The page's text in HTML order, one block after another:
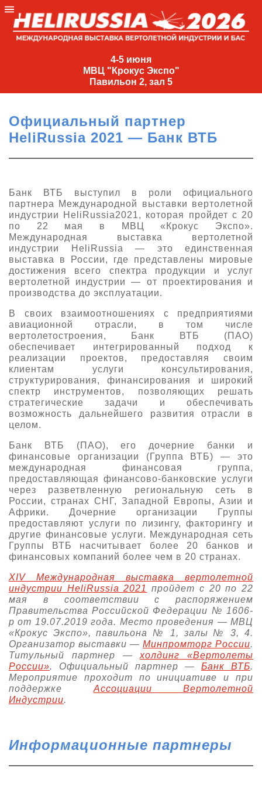
4-5 июня
МВЦ "Крокус Экспо"
Павильон 2, зал 5
4-
МВЦ
Экспо"
Павильон
2,
5
+7
(495)
477-
33-81
О выставке
Партнеры выставки
Крокус Экспо
Даты будущих выставок
Документы
Контакты
Для участников
Заявка на участие
Заочное участие
Прилет на выставку
Основные требования МВЦ «Крокус Экспо»
Для посетителей
Место проведения HeliRussia
Схема проезда
Правила доступа и пребывания Крокус Экспо
Для СМИ
Аккредитация прессы
Условия инфопартнёрства
Положение об аккредитации
Публикации о выставке
Пресс-релизы
Архив
Официальный партнер
HeliRussia 2021 — Банк ВТБ
Банк ВТБ выступил в роли официального
партнера Международной выставки вертолетной
индустрии HeliRussia2021, которая пройдет с 20
по 22 мая в МВЦ «Крокус Экспо».
Международная выставка вертолетной
индустрии HeliRussia — это единственная
выставка в России, где представлены мировые
достижения всего спектра продукции и услуг
вертолетной индустрии — от проектирования и
производства до эксплуатации.
В своих взаимоотношениях с предприятиями
авиационной отрасли, в том числе
вертолетостроения, Банк ВТБ (ПАО)
обеспечивает интегрированный подход к
реализации проектов, предоставляя своим
клиентам услуги консультирования,
структурирования, финансирования и широкий
спектр инструментов, позволяющих решать
стратегические задачи и обеспечивать
возможность дальнейшего развития отрасли в
целом.
Банк ВТБ (ПАО), его дочерние банки и
финансовые организации (Группа ВТБ) — это
международная финансовая группа,
предоставляющая финансово-банковские услуги
через разветвленную региональную сеть в
России, странах СНГ, Западной Европы, Азии и
Африки. Дочерние организации Группы
предоставляют услуги по лизингу, факторингу и
другие финансовые услуги. Международная сеть
Группы ВТБ насчитывает более 20 банков и
финансовых компаний более чем в 20 странах.
XIV Международная выставка вертолетной
индустрии HeliRussia 2021 пройдет c 20 по 22
мая в соответствии с распоряжением
Правительства Российской Федерации № 1606-
р от 19.07.2019 года. Место проведения — МВЦ
«Крокус Экспо», павильона № 1, залы № 3, 4.
Организатор выставки — Минпромторг России.
Титульный партнер —холдинг «Вертолеты
России». Официальный партнер — Банк ВТБ.
Мероприятие проходит по инициативе и при
поддержке Ассоциации Вертолетной
Индустрии.
Информационные партнеры